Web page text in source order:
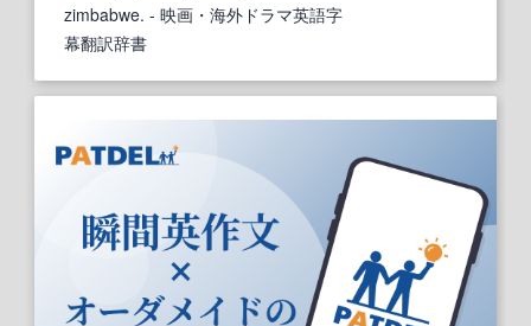
zimbabwe. - 映画・海外ドラマ英語字
幕翻訳辞書